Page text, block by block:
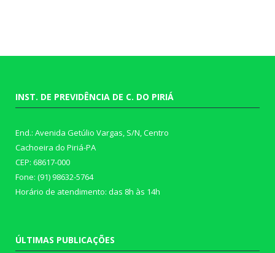
INST. DE PREVIDÊNCIA DE C. DO PIRIÁ
End.: Avenida Getúlio Vargas, S/N, Centro
Cachoeira do Piriá-PA
CEP: 68617-000
Fone: (91) 98632-5764
Horário de atendimento: das 8h às 14h
ÚLTIMAS PUBLICAÇÕES